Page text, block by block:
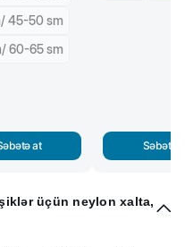
45-50 sm
60-65 sm
at Səbətə
üçün neylon xalta,